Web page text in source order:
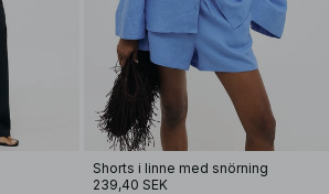
Shorts i linne med snörning
239,40 SEK